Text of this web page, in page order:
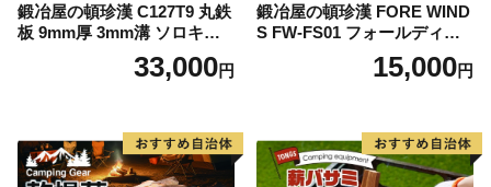
鍛冶屋の頓珍漢 C127T9 丸鉄
板 9mm厚 3mm溝 ソロキャ
ンプ用 専用ハンドル付き ス
ノーピーク アルミパーソナ
33,000円
鍛冶屋の頓珍漢 FORE WIND
S FW-FS01 フォールディン
グ キャンプストーブ専用 五
15,000円